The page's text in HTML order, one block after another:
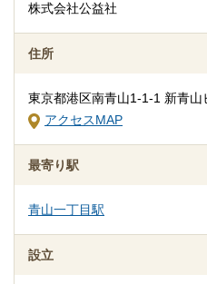
人数・式場・火葬場などの各種
ご確認いただき、それぞれの内
ださい。
株式会社公益社
住所
東京都港区南青山1-1-1 新青山
アクセスMAP
最寄り駅
青山一丁目駅
設立